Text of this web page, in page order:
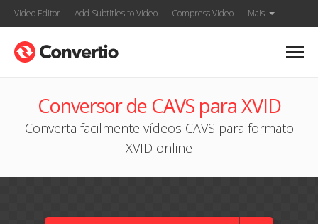
Video Editor Add Subtitles to Video Compress Video Mais
Conversor de CAVS para XVID
Converta facilmente vídeos CAVS para formato
XVID online